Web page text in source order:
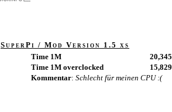
SuperPi / Mod Version 1.5 xs
Time 1M
Time 1M overclocked
Kommentar: Schlecht für meinen CPU :(